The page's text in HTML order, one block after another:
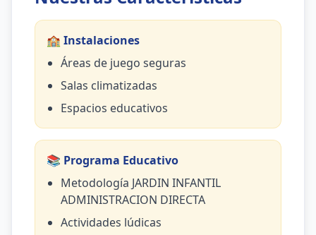
🏫 Instalaciones
Áreas de juego seguras
Salas climatizadas
Espacios educativos
📚 Programa Educativo
Metodología JARDIN INFANTIL
ADMINISTRACION DIRECTA
Actividades lúdicas